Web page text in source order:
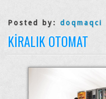
Posted by: doqmaqci
KIRALIK OTOMAT